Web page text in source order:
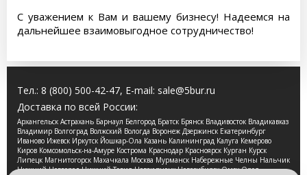
С уважением к Вам и вашему бизнесу! Надеемся на
дальнейшее взаимовыгодное сотрудничество!
Тел.: 8 (800) 500-42-47, E-mail: sale@5bur.ru
Доставка по всей России:
Архангельск Астрахань Барнаул Белгород Братск Брянск Владивосток Владикавказ
Владимир Волгоград Волжский Вологда Воронеж Дзержинск Екатеринбург
Иваново Ижевск Иркутск Йошкар-Ола Казань Калининград Калуга Кемерово
Киров Комсомольск-на-Амуре Кострома Краснодар Красноярск Курган Курск
Липецк Магнитогорск Махачкала Москва Мурманск Набережные Челны Нальчик
Нижний Новгород Нижний Тагил Новокузнецк Новосибирск Омск Орел